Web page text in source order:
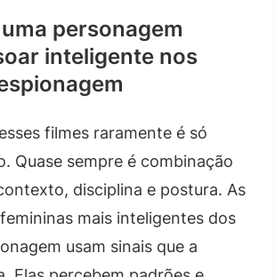
personagem
inteligente nos
filmes raramente é só
Quase sempre é combinação
disciplina e postura. As
mais inteligentes dos
usam sinais que a